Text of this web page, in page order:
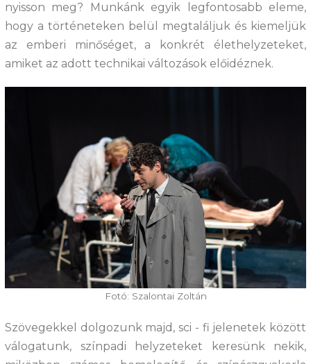
nyisson meg? Munkánk egyik legfontosabb eleme,
hogy a történeteken belül megtaláljuk és kiemeljük
az emberi minőséget, a konkrét élethelyzeteket,
amiket az adott technikai változások előidéznek.
Fotó: Szalontai Zoltán
Szövegekkel dolgozunk majd, sci - fi jelenetek között
válogatunk, színpadi helyzeteket keresünk nekik,